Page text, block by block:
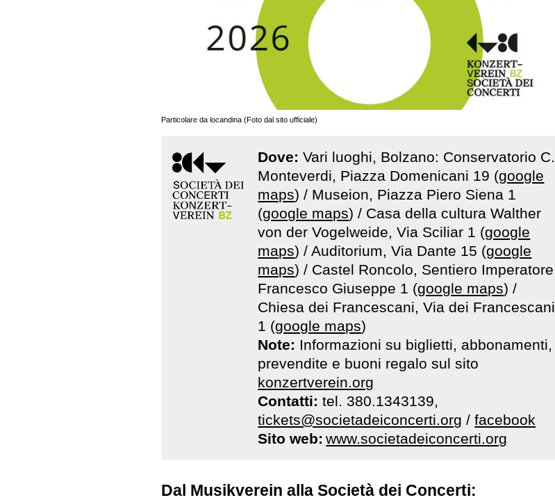
Particolare da locandina (Foto dal sito ufficiale)
Dove:Vari luoghi, Bolzano: Conservatorio C.
Monteverdi, Piazza Domenicani 19 (google
maps) / Museion, Piazza Piero Siena 1
(google maps) / Casa della cultura Walther
von der Vogelweide, Via Sciliar 1 (google
maps) / Auditorium, Via Dante 15 (google
maps) / Castel Roncolo, Sentiero Imperatore
Francesco Giuseppe 1 (google maps) /
Chiesa dei Francescani, Via dei Francescani
1 (google maps)
Note: Informazioni su biglietti, abbonamenti,
prevendite e buoni regalo sul sito
konzertverein.org
Contatti:tel. 380.1343139,
tickets@societadeiconcerti.org /facebook
Sito web: www.societadeiconcerti.org
Dal Musikverein alla Società dei Concerti: